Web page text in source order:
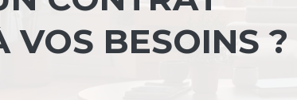
VOS BESOINS ?